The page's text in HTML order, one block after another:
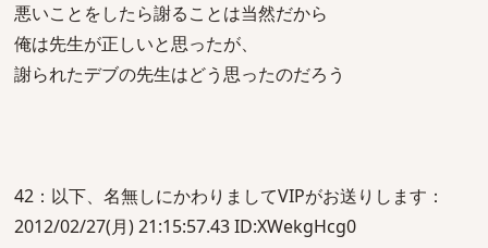
悪いことをしたら謝ることは当然だから
俺は先生が正しいと思ったが、
謝られたデブの先生はどう思ったのだろう
42：以下、名無しにかわりましてVIPがお送りします：
2012/02/27(月) 21:15:57.43 ID:XWekgHcg0